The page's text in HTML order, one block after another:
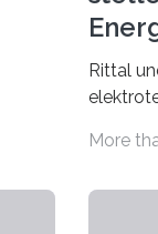
g vor
Rittal
Auf der
More